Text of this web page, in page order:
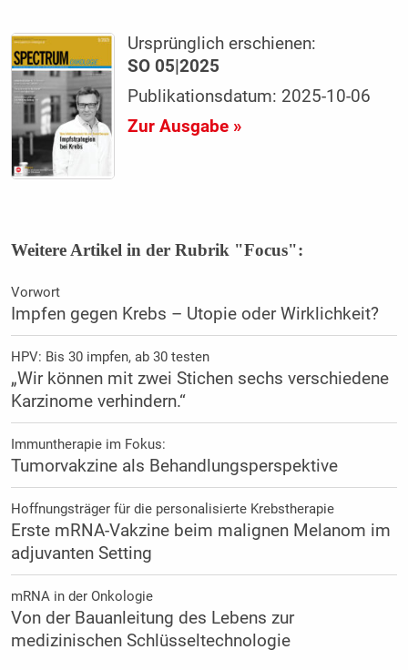
Ursprünglich erschienen:
SO 05|2025
Publikationsdatum: 2025-10-06
Zur Ausgabe »
Weitere Artikel in der Rubrik "Focus":
Vorwort
Impfen gegen Krebs – Utopie oder Wirklichkeit?
HPV: Bis 30 impfen, ab 30 testen
„Wir können mit zwei Stichen sechs verschiedene
Karzinome verhindern.“
Immuntherapie im Fokus:
Tumorvakzine als Behandlungsperspektive
Hoffnungsträger für die personalisierte Krebstherapie
Erste mRNA-Vakzine beim malignen Melanom im
adjuvanten Setting
mRNA in der Onkologie
Von der Bauanleitung des Lebens zur
medizinischen Schlüsseltechnologie